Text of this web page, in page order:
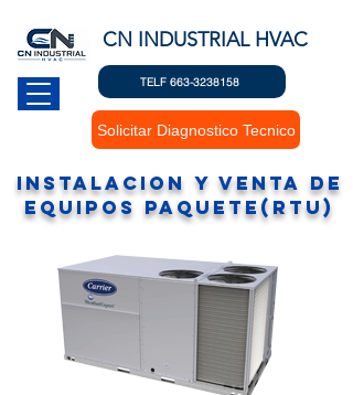
TELF 663-3238158
Solicitar Diagnostico Tecnico
CN INDUSTRIAL HVAC
instalacion y venta de
equipos PAQUETE(Rtu)